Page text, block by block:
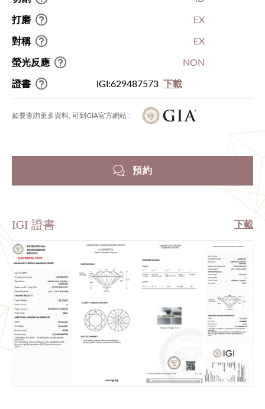
打磨 EX
對稱 EX
螢光反應 NON
證書 IGI:629487573 下載
如要查詢更多資料, 可到GIA官方網站 :
預約
IGI 證書 下載